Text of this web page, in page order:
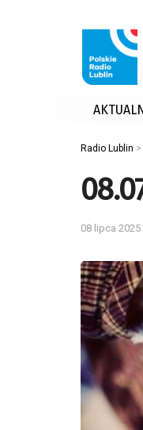
Radio Lublin >
08 lipca